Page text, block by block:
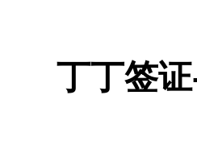
丁丁签